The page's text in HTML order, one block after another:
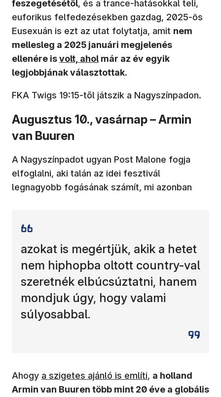
feszegetésétől, és a trance-hatásokkal teli,
euforikus felfedezésekben gazdag, 2025-ös
Eusexuán is ezt az utat folytatja, amit nem
mellesleg a 2025 januári megjelenés
ellenére is(új ablakban nyílik meg)
volt, ahol már az év egyik
legjobbjának választottak.
FKA Twigs 19:15-től játszik a Nagyszínpadon.
Augusztus 10., vasárnap – Armin
van Buuren
A Nagyszínpadot ugyan Post Malone fogja
elfoglalni, aki talán az idei fesztivál
legnagyobb fogásának számít, mi azonban
azokat is megértjük, akik a hetet
nem hiphopba oltott country-val
szeretnék elbúcsúztatni, hanem
mondjuk úgy, hogy valami
súlyosabbal.
Ahogy (új ablakban nyílik meg)
a szigetes ajánló is említi, a holland
Armin van Buuren több mint 20 éve a globális